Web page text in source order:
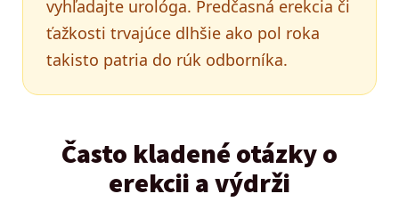
vyhľadajte urológa. Predčasná erekcia či
ťažkosti trvajúce dlhšie ako pol roka
takisto patria do rúk odborníka.
Často kladené otázky o
erekcii a výdrži